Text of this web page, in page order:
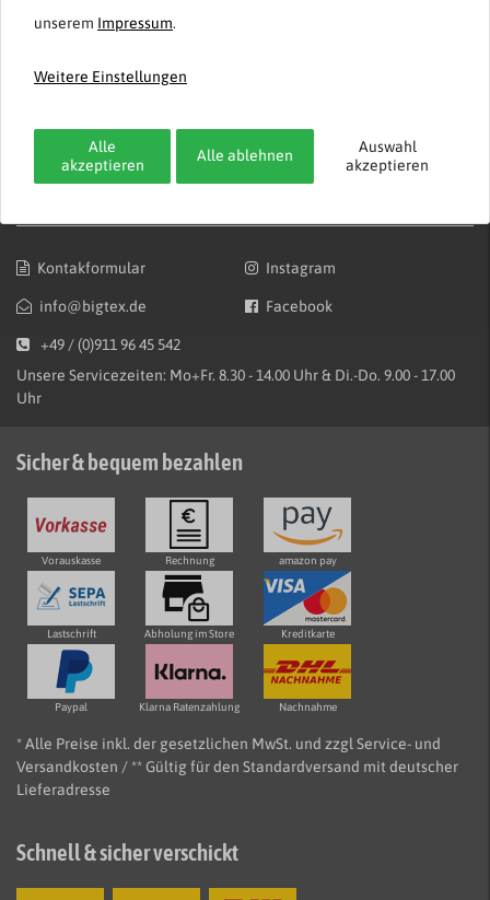
unserem Impressum.
Weitere Einstellungen
Alle
akzeptieren
Alle ablehnen
Auswahl
akzeptieren
Kontakt & Dialog
Kontakformular
info@bigtex.de
Instagram
Facebook
+49 / (0)911 96 45 542
Unsere Servicezeiten: Mo+Fr. 8.30 - 14.00 Uhr & Di.-Do. 9.00 - 17.00
Uhr
Sicher & bequem bezahlen
Vorauskasse Rechnung amazon pay
Lastschrift Abholung im Store Kreditkarte
Paypal Klarna Ratenzahlung Nachnahme
* Alle Preise inkl. der gesetzlichen MwSt. und zzgl Service- und
Versandkosten / ** Gültig für den Standardversand mit deutscher
Lieferadresse
Schnell & sicher verschickt